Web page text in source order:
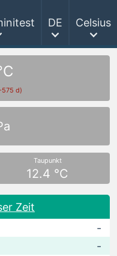
DE Celsius
575 d)
Taupunkt
12.4 °C
Zeit
-
-